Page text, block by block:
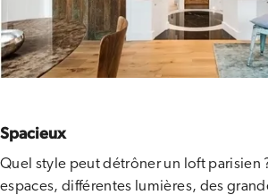
Spacieux
Quel style peut détrôner un loft parisien
espaces, différentes lumières, des